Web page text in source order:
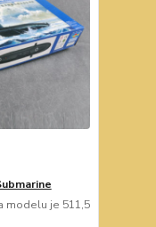
modelu je 511,5